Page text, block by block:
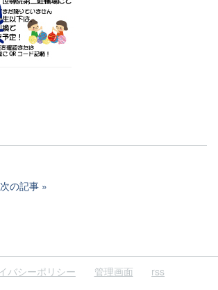
次の記事
バシーポリシー 管理画面 rss